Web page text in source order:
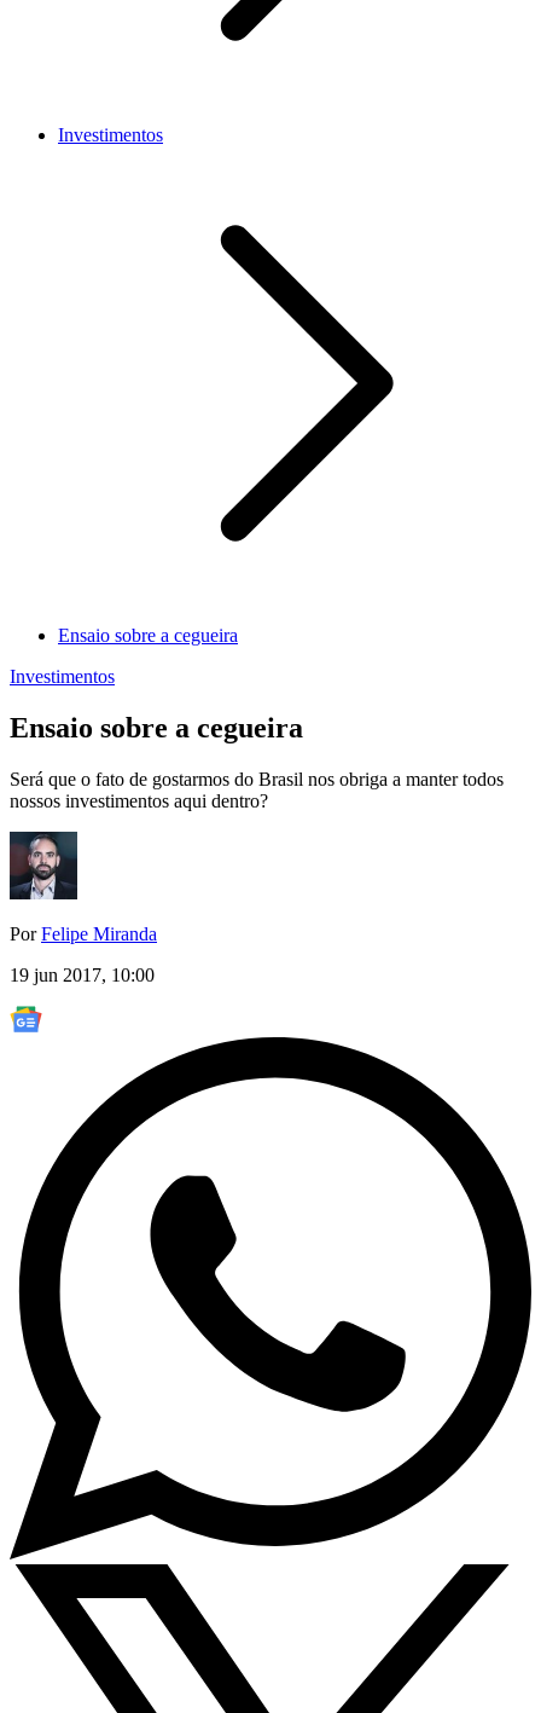
Investimentos
Ensaio sobre a cegueira
Investimentos
Ensaio sobre a cegueira
Será que o fato de gostarmos do Brasil nos obriga a manter todos
nossos investimentos aqui dentro?
PorFelipe Miranda
19 jun 2017, 10:00